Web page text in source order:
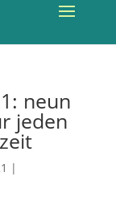
neun
jeden
|